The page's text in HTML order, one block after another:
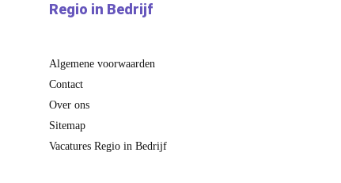
Regio in Bedrijf
Algemene voorwaarden
Contact
Over ons
Sitemap
Vacatures Regio in Bedrijf